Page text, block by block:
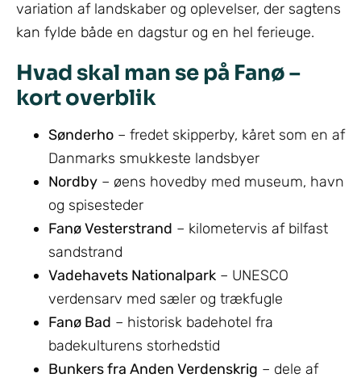
variation af landskaber og oplevelser, der sagtens
kan fylde både en dagstur og en hel ferieuge.
Hvad skal man se på Fanø –
kort overblik
Sønderho – fredet skipperby, kåret som en af
Danmarks smukkeste landsbyer
Nordby – øens hovedby med museum, havn
og spisesteder
Fanø Vesterstrand – kilometervis af bilfast
sandstrand
Vadehavets Nationalpark – UNESCO
verdensarv med sæler og trækfugle
Fanø Bad – historisk badehotel fra
badekulturens storhedstid
Bunkers fra Anden Verdenskrig – dele af